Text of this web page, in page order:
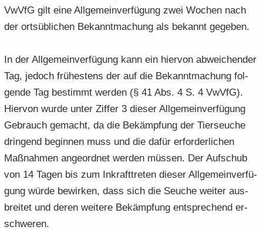
VwVfG gilt eine All­ge­mein­ver­fü­gung zwei Wo­chen nach
der orts­üb­li­chen Be­kannt­ma­chung als be­kannt ge­ge­ben.
In der All­ge­mein­ver­fü­gung kann ein hier­von ab­wei­chen­der
Tag, je­doch frü­hes­tens der auf die Be­kannt­ma­chung fol­
gen­de Tag be­stimmt wer­den (§ 41 Abs. 4 S. 4 VwVfG).
Hier­von wurde unter Zif­fer 3 die­ser All­ge­mein­ver­fü­gung
Ge­brauch ge­macht, da die Be­kämp­fung der Tier­seu­che
drin­gend be­gin­nen muss und die dafür er­for­der­li­chen
Maß­nah­men an­ge­ord­net wer­den müs­sen. Der Auf­schub
von 14 Tagen bis zum In­kraft­tre­ten die­ser All­ge­mein­ver­fü­
gung würde be­wir­ken, dass sich die Seu­che wei­ter aus­
brei­tet und deren wei­te­re Be­kämp­fung ent­spre­chend er­
schwe­ren.